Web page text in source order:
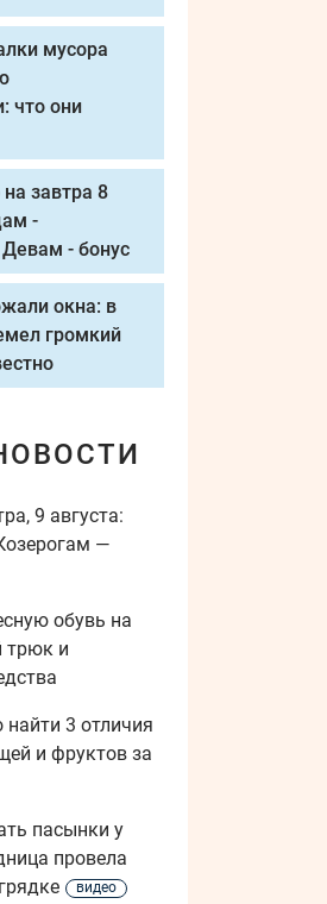
мусора
что они
завтра 8
-
Девам - бонус
окна: в
громкий
9 августа:
—
обувь на
трюк и
найти 3 отличия
и фруктов за
пасынки у
провела
видео